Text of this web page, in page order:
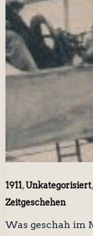
1911,Unkategorisiert,
Zeitgeschehen
Was geschah im